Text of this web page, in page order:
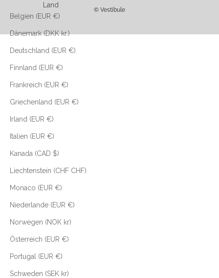
Land
Belgien (EUR €)
Dänemark (DKK kr.)
Deutschland (EUR €)
Finnland (EUR €)
Frankreich (EUR €)
Griechenland (EUR €)
Irland (EUR €)
Italien (EUR €)
Kanada (CAD $)
Liechtenstein (CHF CHF)
Monaco (EUR €)
Niederlande (EUR €)
Norwegen (NOK kr)
Österreich (EUR €)
Portugal (EUR €)
Schweden (SEK kr)
© Vestibule